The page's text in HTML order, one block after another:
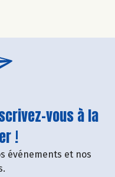
vous à la
!
événements et nos